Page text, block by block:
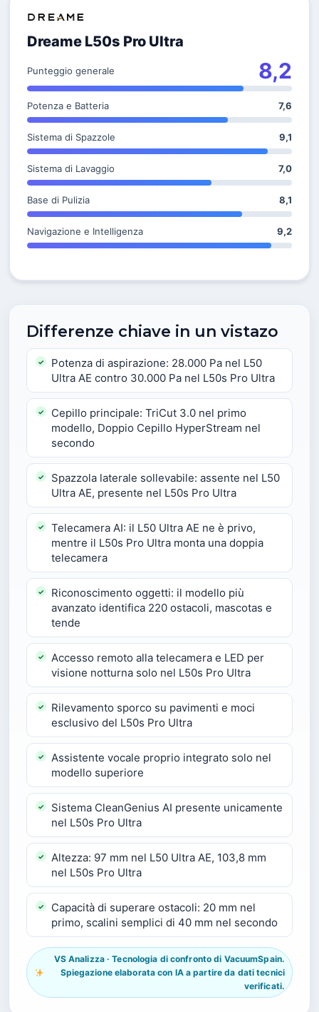
Dreame L50s Pro Ultra
Punteggio generale 8,2
Potenza e Batteria 7,6
Sistema di Spazzole 9,1
Sistema di Lavaggio 7,0
Base di Pulizia 8,1
Navigazione e Intelligenza 9,2
Differenze chiave in un vistazo
Potenza di aspirazione: 28.000 Pa nel L50
Ultra AE contro 30.000 Pa nel L50s Pro Ultra
Cepillo principale: TriCut 3.0 nel primo
modello, Doppio Cepillo HyperStream nel
secondo
Spazzola laterale sollevabile: assente nel L50
Ultra AE, presente nel L50s Pro Ultra
Telecamera AI: il L50 Ultra AE ne è privo,
mentre il L50s Pro Ultra monta una doppia
telecamera
Riconoscimento oggetti: il modello più
avanzato identifica 220 ostacoli, mascotas e
tende
Accesso remoto alla telecamera e LED per
visione notturna solo nel L50s Pro Ultra
Rilevamento sporco su pavimenti e moci
esclusivo del L50s Pro Ultra
Assistente vocale proprio integrato solo nel
modello superiore
Sistema CleanGenius AI presente unicamente
nel L50s Pro Ultra
Altezza: 97 mm nel L50 Ultra AE, 103,8 mm
nel L50s Pro Ultra
Capacità di superare ostacoli: 20 mm nel
primo, scalini semplici di 40 mm nel secondo
VS Analizza · Tecnologia di confronto di VacuumSpain.
Spiegazione elaborata con IA a partire da dati tecnici
verificati.